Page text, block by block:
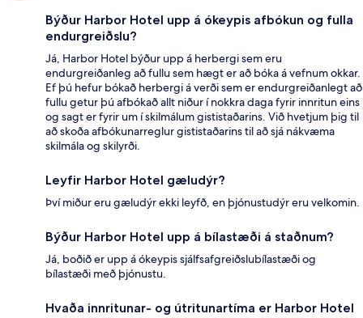
Býður Harbor Hotel upp á ókeypis afbókun og fulla
endurgreiðslu?
Já, Harbor Hotel býður upp á herbergi sem eru
endurgreiðanleg að fullu sem hægt er að bóka á vefnum okkar.
Ef þú hefur bókað herbergi á verði sem er endurgreiðanlegt að
fullu getur þú afbókað allt niður í nokkra daga fyrir innritun eins
og sagt er fyrir um í skilmálum gististaðarins. Við hvetjum þig til
að skoða afbókunarreglur gististaðarins til að sjá nákvæma
skilmála og skilyrði.
Leyfir Harbor Hotel gæludýr?
Því miður eru gæludýr ekki leyfð, en þjónustudýr eru velkomin.
Býður Harbor Hotel upp á bílastæði á staðnum?
Já, boðið er upp á ókeypis sjálfsafgreiðslubílastæði og
bílastæði með þjónustu.
Hvaða innritunar- og útritunartíma er Harbor Hotel